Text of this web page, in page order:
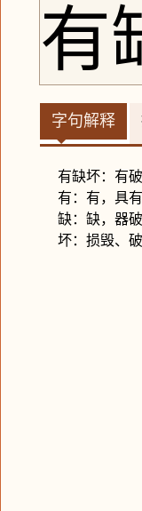
有
字句解释
有缺坏：有
有：有，具
缺：缺，器
坏：损毁、